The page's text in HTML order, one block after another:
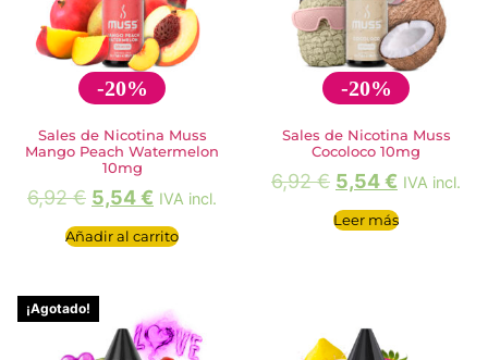
-20%
Sales de Nicotina Muss
Mango Peach Watermelon
10mg
6,92€ 5,54€ IVA incl.
Añadir al carrito
-20%
Sales de Nicotina Muss
Cocoloco 10mg
6,92€ 5,54€ IVA incl.
Leer más
¡Agotado!